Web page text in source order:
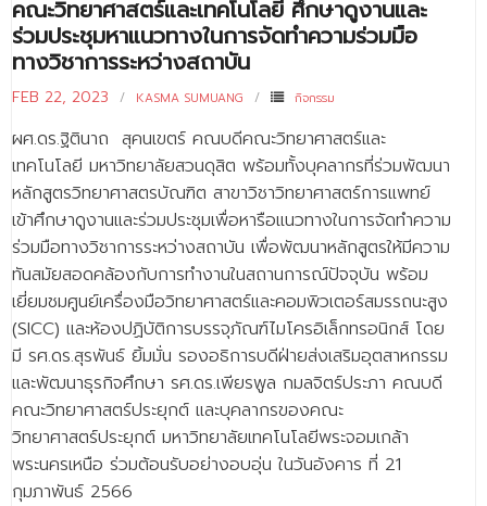
คณะวิทยาศาสตร์และเทคโนโลยี ศึกษาดูงานและ
ร่วมประชุมหาแนวทางในการจัดทำความร่วมมือ
ทางวิชาการระหว่างสถาบัน
FEB 22, 2023 KASMA SUMUANG กิจกรรม
ผศ.ดร.ฐิตินาถ สุคนเขตร์ คณบดีคณะวิทยาศาสตร์และ
เทคโนโลยี มหาวิทยาลัยสวนดุสิต พร้อมทั้งบุคลากรที่ร่วมพัฒนา
หลักสูตรวิทยาศาสตรบัณฑิต สาขาวิชาวิทยาศาสตร์การแพทย์
เข้าศึกษาดูงานและร่วมประชุมเพื่อหารือแนวทางในการจัดทำความ
ร่วมมือทางวิชาการระหว่างสถาบัน เพื่อพัฒนาหลักสูตรให้มีความ
ทันสมัยสอดคล้องกับการทำงานในสถานการณ์ปัจจุบัน พร้อม
เยี่ยมชมศูนย์เครื่องมือวิทยาศาสตร์และคอมพิวเตอร์สมรรถนะสูง
(SICC) และห้องปฏิบัติการบรรจุภัณฑ์ไมโครอิเล็กทรอนิกส์ โดย
มี รศ.ดร.สุรพันธ์ ยิ้มมั่น รองอธิการบดีฝ่ายส่งเสริมอุตสาหกรรม
และพัฒนาธุรกิจศึกษา รศ.ดร.เพียรพูล กมลจิตร์ประภา คณบดี
คณะวิทยาศาสตร์ประยุกต์ และบุคลากรของคณะ
วิทยาศาสตร์ประยุกต์ มหาวิทยาลัยเทคโนโลยีพระจอมเกล้า
พระนครเหนือ ร่วมต้อนรับอย่างอบอุ่น ในวันอังคาร ที่ 21
กุมภาพันธ์ 2566